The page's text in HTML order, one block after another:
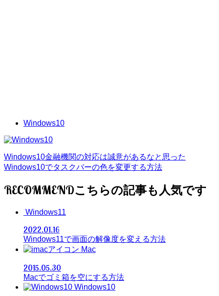
Windows10
Windows10金融機関の対応は誠意があるなと思った
Windows10でタスクバーの色を変更する方法
RECOMMEND
Windows11
2022.01.16
Windows11で画面の解像度を変える方法
Mac
2015.05.30
Macでゴミ箱を空にする方法
Windows10